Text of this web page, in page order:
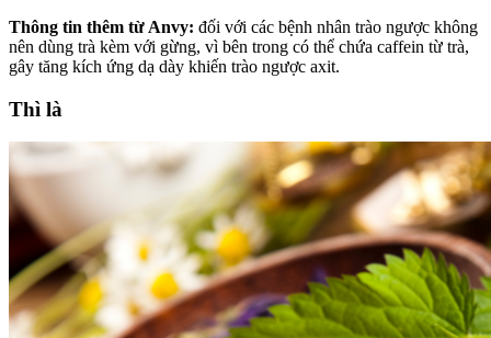
Thông tin thêm từ Anvy: đối với các bệnh nhân trào ngược không
nên dùng trà kèm với gừng, vì bên trong có thể chứa caffein từ trà,
gây tăng kích ứng dạ dày khiến trào ngược axit.
Thì là